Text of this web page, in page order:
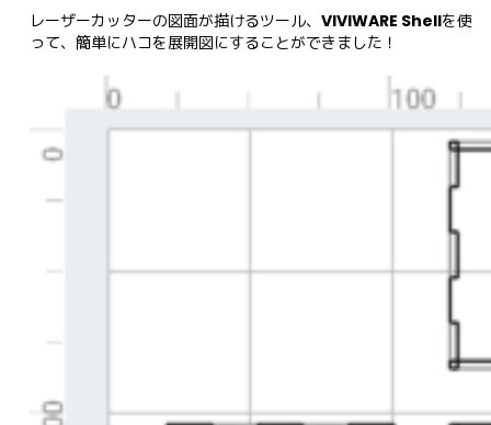
レーザーカッターの図面が描けるツール、 VIVIWARE Shellを使
って、簡単にハコを展開図にすることができました！